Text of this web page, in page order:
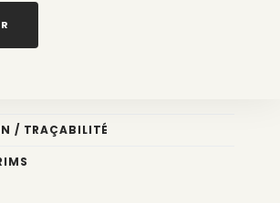
/ TRAÇABILITÉ